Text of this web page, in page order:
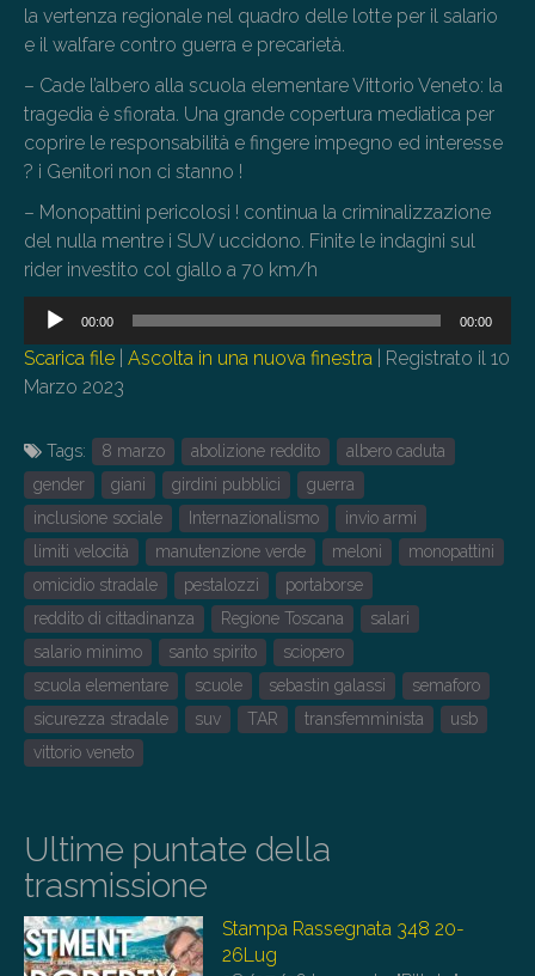
la vertenza regionale nel quadro delle lotte per il salario
e il walfare contro guerra e precarietà.
– Cade l’albero alla scuola elementare Vittorio Veneto: la
tragedia è sfiorata. Una grande copertura mediatica per
coprire le responsabilità e fingere impegno ed interesse
? i Genitori non ci stanno !
– Monopattini pericolosi ! continua la criminalizzazione
del nulla mentre i SUV uccidono. Finite le indagini sul
rider investito col giallo a 70 km/h
Audio
00:00 00:00
Scarica file Ascolta in una nuova finestra
Registrato il 10
Marzo 2023
Tags: 8 marzo abolizione reddito
albero caduta
gender
giani girdini pubblici
guerra
inclusione sociale
Internazionalismo
invio armi
limiti velocità
manutenzione verde meloni
monopattini
omicidio stradale
pestalozzi
portaborse
reddito di cittadinanza
Regione Toscana
salari
salario minimo
santo spirito
sciopero
scuola elementare
scuole sebastin galassi
semaforo
sicurezza stradale
suv TAR transfemminista
usb
vittorio veneto
Ultime puntate della
trasmissione
Stampa Rassegnata 348 20-
26Lug